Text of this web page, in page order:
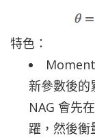
特色：
新參數後的
NAG 會先
躍，然後衡